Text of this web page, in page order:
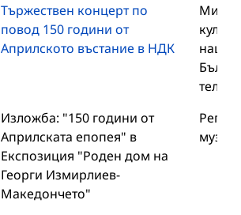
Тържествен концерт по
повод 150 години от
Априлското въстание в НДК
Изложба: "150 години от
Априлската епопея" в
Експозиция "Роден дом на
Георги Измирлиев-
Македончето"
музей